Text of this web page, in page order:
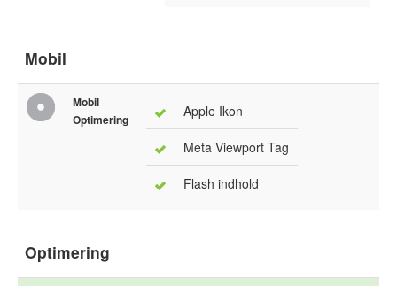
Mobil
Mobil
Optimering
Apple Ikon
Meta Viewport Tag
Flash indhold
Optimering